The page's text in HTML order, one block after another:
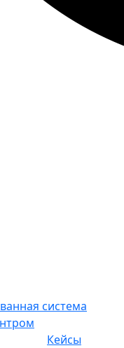
система
Кейсы